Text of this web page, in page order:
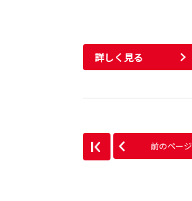
詳しく見る
前のページ